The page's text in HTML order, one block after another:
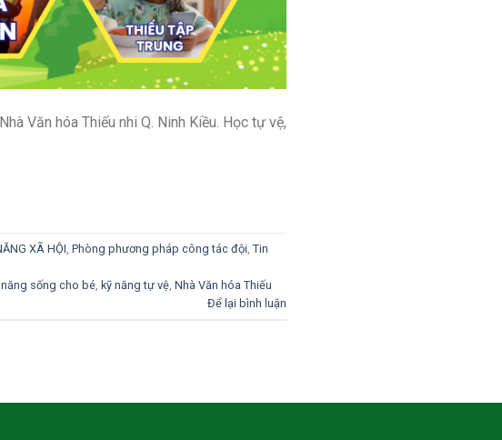
Văn hóa Thiếu nhi Q. Ninh Kiều. Học tự vệ,
XÃ HỘI Phòng phương pháp công tác đội Tin
năng sống cho bé kỹ năng tự vệ Nhà Văn hóa Thiếu
Để lại bình luận